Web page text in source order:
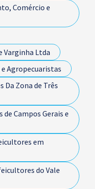
Comércio e
Varginha Ltda
Agropecuaristas
Da Zona de Três
Campos Gerais e
em
do Vale